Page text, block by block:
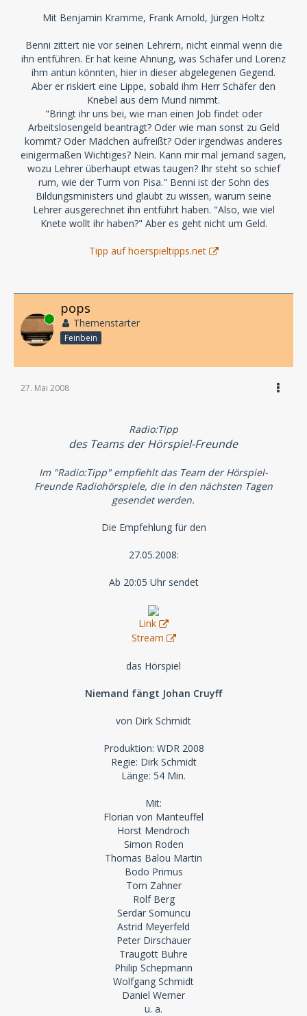
Mit Benjamin Kramme, Frank Arnold, Jürgen Holtz
Benni zittert nie vor seinen Lehrern, nicht einmal wenn die
ihn entführen. Er hat keine Ahnung, was Schäfer und Lorenz
ihm antun könnten, hier in dieser abgelegenen Gegend.
Aber er riskiert eine Lippe, sobald ihm Herr Schäfer den
Knebel aus dem Mund nimmt.
"Bringt ihr uns bei, wie man einen Job findet oder
Arbeitslosengeld beantragt? Oder wie man sonst zu Geld
kommt? Oder Mädchen aufreißt? Oder irgendwas anderes
einigermaßen Wichtiges? Nein. Kann mir mal jemand sagen,
wozu Lehrer überhaupt etwas taugen? Ihr steht so schief
rum, wie der Turm von Pisa." Benni ist der Sohn des
Bildungsministers und glaubt zu wissen, warum seine
Lehrer ausgerechnet ihn entführt haben. "Also, wie viel
Knete wollt ihr haben?" Aber es geht nicht um Geld.
Tipp auf hoerspieltipps.net
Online
pops
Themenstarter
Feinbein
27. Mai 2008
Radio:Tipp
des Teams der Hörspiel-Freunde
Im "Radio:Tipp" empfiehlt das Team der Hörspiel-
Freunde Radiohörspiele, die in den nächsten Tagen
gesendet werden.
Die Empfehlung für den
27.05.2008:
Ab 20:05 Uhr sendet
Link
Stream
das Hörspiel
Niemand fängt Johan Cruyff
von Dirk Schmidt
Produktion: WDR 2008
Regie: Dirk Schmidt
Länge: 54 Min.
Mit:
Florian von Manteuffel
Horst Mendroch
Simon Roden
Thomas Balou Martin
Bodo Primus
Tom Zahner
Rolf Berg
Serdar Somuncu
Astrid Meyerfeld
Peter Dirschauer
Traugott Buhre
Philip Schepmann
Wolfgang Schmidt
Daniel Werner
u. a.